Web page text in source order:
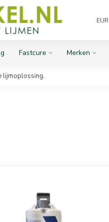
EUR
Fastcure Merken
lijmoplossing.